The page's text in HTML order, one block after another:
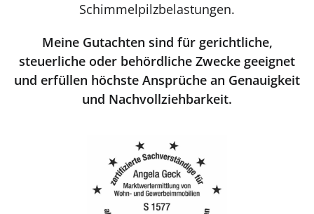
Schimmelpilzbelastungen.
Meine Gutachten sind für gerichtliche,
steuerliche oder behördliche Zwecke geeignet
und erfüllen höchste Ansprüche an Genauigkeit
und Nachvollziehbarkeit.